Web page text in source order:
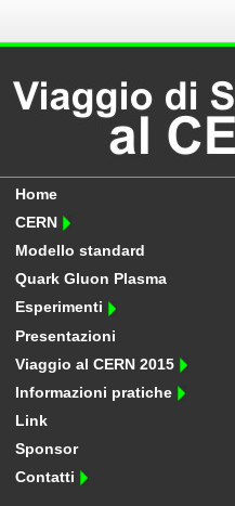
Home
CERN
Modello standard
Quark Gluon Plasma
Esperimenti
Presentazioni
Viaggio al CERN 2015
Informazioni pratiche
Link
Sponsor
Contatti